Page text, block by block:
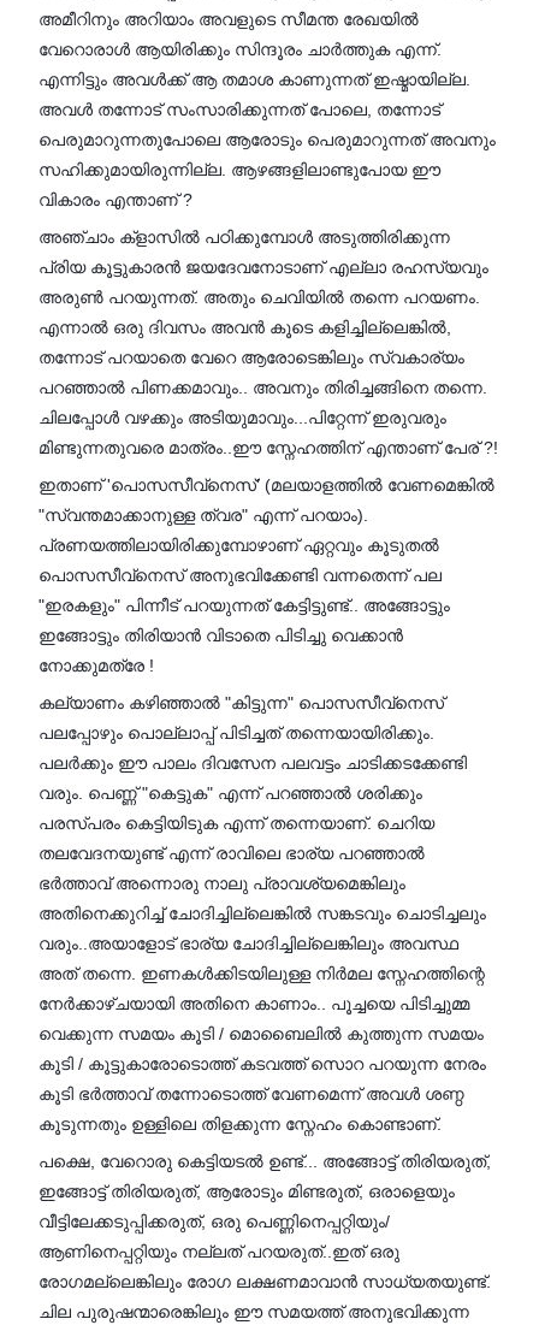
അമീറിനും അറിയാം അവളുടെ സീമന്ത രേഖയിൽ
വേറൊരാൾ ആയിരിക്കും സിന്ദൂരം ചാർത്തുക എന്ന്.
എന്നിട്ടും അവൾക്ക് ആ തമാശ കാണുന്നത് ഇഷ്മായില്ല.
അവൾ തന്നോട് സംസാരിക്കുന്നത് പോലെ, തന്നോട്
പെരുമാറുന്നതുപോലെ ആരോടും പെരുമാറുന്നത് അവനും
സഹിക്കുമായിരുന്നില്ല. ആഴങ്ങളിലാണ്ടുപോയ ഈ
വികാരം എന്താണ് ?
അഞ്ചാം ക്‌ളാസിൽ പഠിക്കുമ്പോൾ അടുത്തിരിക്കുന്ന
പ്രിയ കൂട്ടുകാരൻ ജയദേവനോടാണ് എല്ലാ രഹസ്യവും
അരുൺ പറയുന്നത്. അതും ചെവിയിൽ തന്നെ പറയണം.
എന്നാൽ ഒരു ദിവസം അവൻ കൂടെ കളിച്ചില്ലെങ്കിൽ,
തന്നോട് പറയാതെ വേറെ ആരോടെങ്കിലും സ്വകാര്യം
പറഞ്ഞാൽ പിണക്കമാവും.. അവനും തിരിച്ചങ്ങിനെ തന്നെ.
ചിലപ്പോൾ വഴക്കും അടിയുമാവും...പിറ്റേന്ന് ഇരുവരും
മിണ്ടുന്നതുവരെ മാത്രം..ഈ സ്നേഹത്തിന് എന്താണ് പേര് ?!
ഇതാണ് 'പൊസസീവ്‌നെസ്' (മലയാളത്തിൽ വേണമെങ്കിൽ
"സ്വന്തമാക്കാനുള്ള ത്വര" എന്ന് പറയാം).
പ്രണയത്തിലായിരിക്കുമ്പോഴാണ് ഏറ്റവും കൂടുതൽ
പൊസസീവ്‌നെസ് അനുഭവിക്കേണ്ടി വന്നതെന്ന് പല
"ഇരകളും" പിന്നീട് പറയുന്നത് കേട്ടിട്ടുണ്ട്.. അങ്ങോട്ടും
ഇങ്ങോട്ടും തിരിയാൻ വിടാതെ പിടിച്ചു വെക്കാൻ
നോക്കുമത്രേ !
കല്യാണം കഴിഞ്ഞാൽ "കിട്ടുന്ന" പൊസസീവ്‌നെസ്
പലപ്പോഴും പൊല്ലാപ്പ് പിടിച്ചത് തന്നെയായിരിക്കും.
പലർക്കും ഈ പാലം ദിവസേന പലവട്ടം ചാടിക്കടക്കേണ്ടി
വരും. പെണ്ണ് "കെട്ടുക" എന്ന് പറഞ്ഞാൽ ശരിക്കും
പരസ്പരം കെട്ടിയിടുക എന്ന് തന്നെയാണ്. ചെറിയ
തലവേദനയുണ്ട് എന്ന് രാവിലെ ഭാര്യ പറഞ്ഞാൽ
ഭർത്താവ് അന്നൊരു നാലു പ്രാവശ്യമെങ്കിലും
അതിനെക്കുറിച്ച് ചോദിച്ചില്ലെങ്കിൽ സങ്കടവും ചൊടിച്ചലും
വരും..അയാളോട് ഭാര്യ ചോദിച്ചില്ലെങ്കിലും അവസ്ഥ
അത് തന്നെ. ഇണകൾക്കിടയിലുള്ള നിർമല സ്നേഹത്തിന്റെ
നേർക്കാഴ്ചയായി അതിനെ കാണാം.. പൂച്ചയെ പിടിച്ചുമ്മ
വെക്കുന്ന സമയം കൂടി / മൊബൈലിൽ കുത്തുന്ന സമയം
കൂടി / കൂട്ടുകാരോടൊത്ത് കടവത്ത് സൊറ പറയുന്ന നേരം
കൂടി ഭർത്താവ് തന്നോടൊത്ത് വേണമെന്ന് അവൾ ശണ്ഠ
കൂടുന്നതും ഉള്ളിലെ തിളക്കുന്ന സ്നേഹം കൊണ്ടാണ്.
പക്ഷെ, വേറൊരു കെട്ടിയടൽ ഉണ്ട്... അങ്ങോട്ട് തിരിയരുത്,
ഇങ്ങോട്ട് തിരിയരുത്, ആരോടും മിണ്ടരുത്, ഒരാളെയും
വീട്ടിലേക്കടുപ്പിക്കരുത്, ഒരു പെണ്ണിനെപ്പറ്റിയും/
ആണിനെപ്പറ്റിയും നല്ലത് പറയരുത്..ഇത് ഒരു
രോഗമല്ലെങ്കിലും രോഗ ലക്ഷണമാവാൻ സാധ്യതയുണ്ട്.
ചില പുരുഷന്മാരെങ്കിലും ഈ സമയത്ത് അനുഭവിക്കുന്ന